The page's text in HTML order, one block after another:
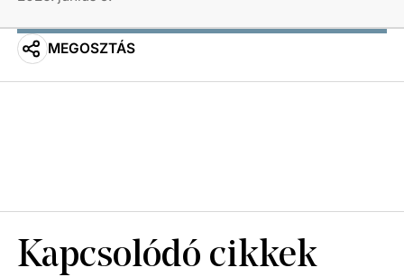
MEGOSZTÁS
Kapcsolódó cikkek